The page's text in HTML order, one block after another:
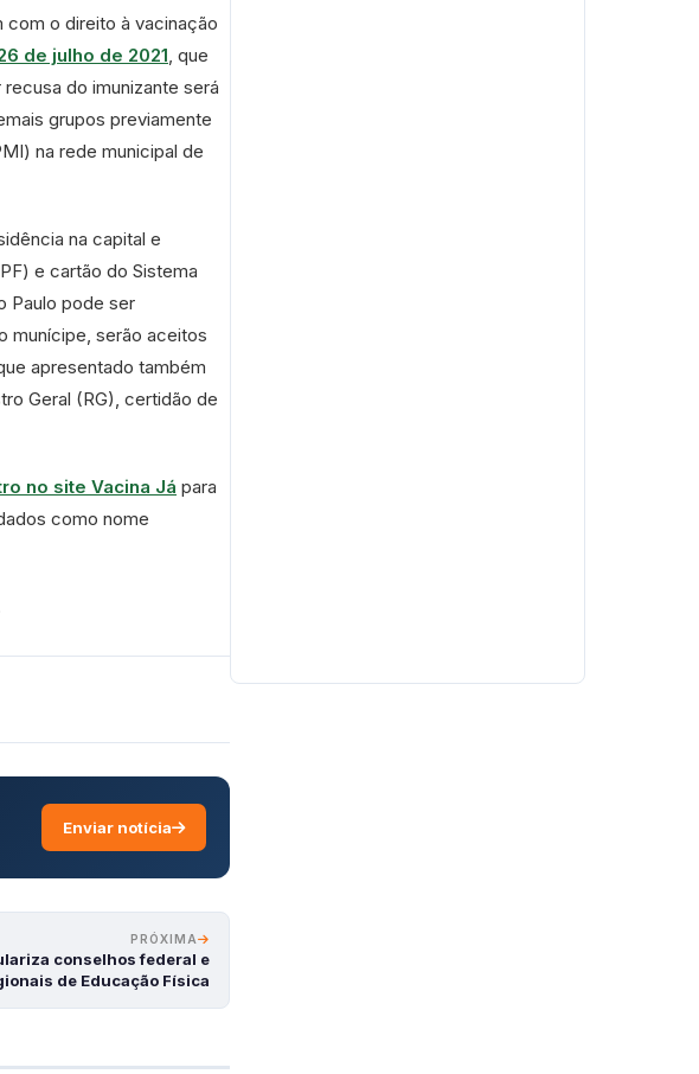
com o direito à vacinação
de julho de 2021, que
do imunizante será
grupos previamente
na rede municipal de
na capital e
e cartão do Sistema
Paulo pode ser
munícipe, serão aceitos
apresentado também
Geral (RG), certidão de
no site Vacina Já para
como nome
Enviar notícia
PRÓXIMA
conselhos federal e
de Educação Física